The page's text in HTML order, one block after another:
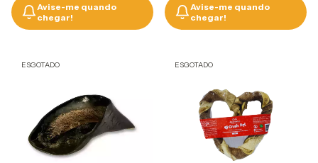
Avise-me quando
chegar!
Avise-me quando
chegar!
ESGOTADO ESGOTADO